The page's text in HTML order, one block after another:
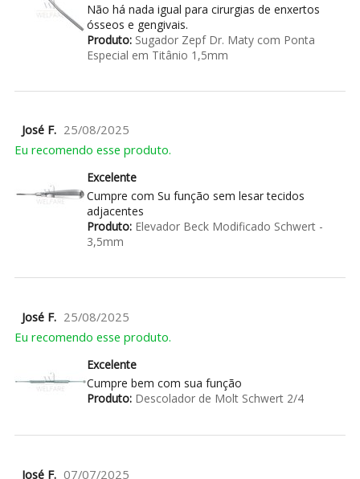
Não há nada igual para cirurgias de enxertos
ósseos e gengivais.
Produto:Sugador Zepf Dr. Maty com Ponta
Especial em Titânio 1,5mm
José F. 25/08/2025
Eu recomendo esse produto.
Excelente
Cumpre com Su função sem lesar tecidos
adjacentes
Produto:Elevador Beck Modificado Schwert -
3,5mm
José F. 25/08/2025
Eu recomendo esse produto.
Excelente
Cumpre bem com sua função
Produto:Descolador de Molt Schwert 2/4
José F. 07/07/2025